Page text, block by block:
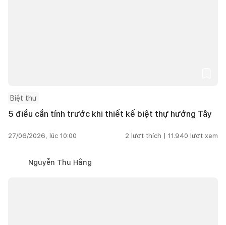
Biệt thự
5 điều cần tính trước khi thiết kế biệt thự hướng Tây
27/06/2026, lúc 10:00 2 lượt thích | 11.940 lượt xem
Nguyễn Thu Hằng